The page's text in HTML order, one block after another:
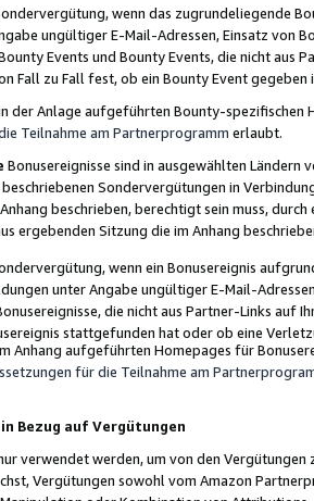
wenn das zugrundeliegende
ungültiger E-Mail-Adressen, Einsatz von
Events und Bounty Events, die nicht
Fall zu Fall fest, ob ein Bounty Event
der Anlage aufgeführten Bounty-spezifischen
Teilnahme am Partnerprogramm erlaubt.
Bonusereignisse sind in ausgewählten Ländern
Sondervergütungen in
beschrieben, berechtigt sein muss,
ergebenden Sitzung die im Anhang
wenn ein Bonusereignis
unter Angabe ungültiger E-Mail-
die nicht aus Partner-Links auf
stattgefunden hat oder ob eine
Anhang aufgeführten Homepages für
für die Teilnahme am
Bezug auf Vergütungen
verwendet werden, um von den
Vergütungen sowohl vom Amazon